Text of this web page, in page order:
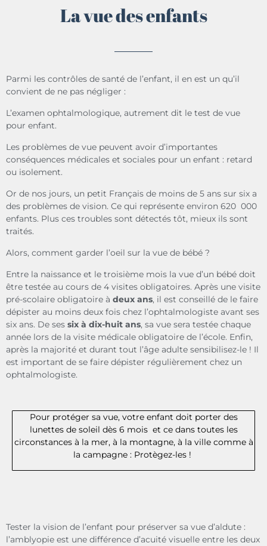
La vue des enfants
Parmi les contrôles de santé de l’enfant, il en est un qu’il
convient de ne pas négliger :
L’examen ophtalmologique, autrement dit le test de vue
pour enfant.
Les problèmes de vue peuvent avoir d’importantes
conséquences médicales et sociales pour un enfant : retard
ou isolement.
Or de nos jours, un petit Français de moins de 5 ans sur six a
des problèmes de vision. Ce qui représente environ 620 000
enfants. Plus ces troubles sont détectés tôt, mieux ils sont
traités.
Alors, comment garder l’oeil sur la vue de bébé ?
Entre la naissance et le troisième mois la vue d’un bébé doit
être testée au cours de 4 visites obligatoires. Après une visite
pré-scolaire obligatoire à deux ans, il est conseillé de le faire
dépister au moins deux fois chez l’ophtalmologiste avant ses
six ans. De ses six à dix-huit ans, sa vue sera testée chaque
année lors de la visite médicale obligatoire de l’école. Enfin,
après la majorité et durant tout l’âge adulte sensibilisez-le ! Il
est important de se faire dépister régulièrement chez un
ophtalmologiste.
Pour protéger sa vue, votre enfant doit porter des
lunettes de soleil dès 6 mois et ce dans toutes les
circonstances à la mer, à la montagne, à la ville comme à
la campagne : Protègez-les !
Tester la vision de l’enfant pour préserver sa vue d’aldute :
l’amblyopie est une différence d’acuité visuelle entre les deux